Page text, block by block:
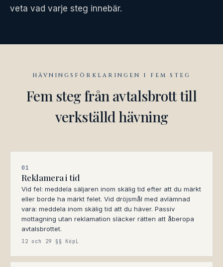
veta vad varje steg innebär.
HÄVNINGSFÖRKLARINGEN I FEM STEG
Fem steg från avtalsbrott till
verkställd hävning
01
Reklamera i tid
Vid fel: meddela säljaren inom skälig tid efter att du märkt
eller borde ha märkt felet. Vid dröjsmål med avlämnad
vara: meddela inom skälig tid att du häver. Passiv
mottagning utan reklamation släcker rätten att åberopa
avtalsbrottet.
32 och 29 §§ KöpL